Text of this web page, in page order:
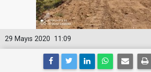
11:09
29 Mayıs 2020